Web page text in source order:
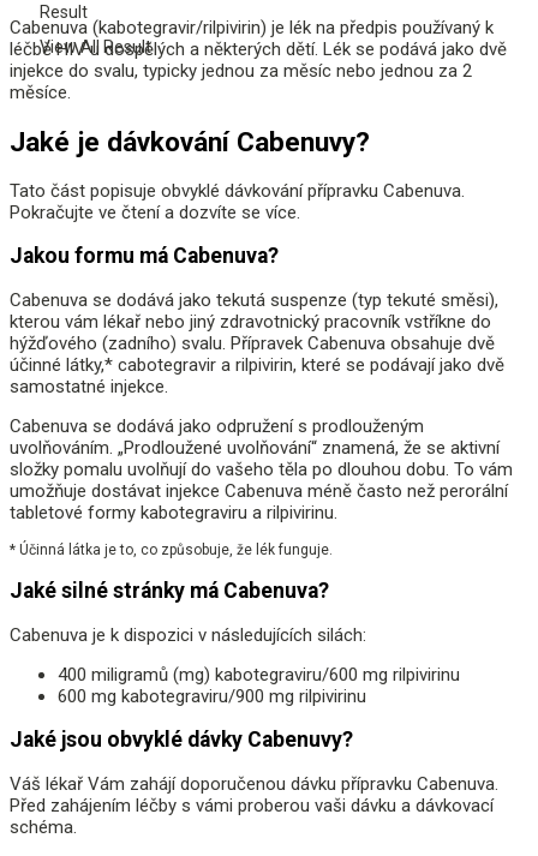
Result
View All Result
Cabenuva (kabotegravir/rilpivirin) je lék na předpis používaný k
léčbě HIV u dospělých a některých dětí. Lék se podává jako dvě
injekce do svalu, typicky jednou za měsíc nebo jednou za 2
měsíce.
Jaké je dávkování Cabenuvy?
Tato část popisuje obvyklé dávkování přípravku Cabenuva.
Pokračujte ve čtení a dozvíte se více.
Jakou formu má Cabenuva?
Cabenuva se dodává jako tekutá suspenze (typ tekuté směsi),
kterou vám lékař nebo jiný zdravotnický pracovník vstříkne do
hýžďového (zadního) svalu. Přípravek Cabenuva obsahuje dvě
účinné látky,* cabotegravir a rilpivirin, které se podávají jako dvě
samostatné injekce.
Cabenuva se dodává jako odpružení s prodlouženým
uvolňováním. „Prodloužené uvolňování“ znamená, že se aktivní
složky pomalu uvolňují do vašeho těla po dlouhou dobu. To vám
umožňuje dostávat injekce Cabenuva méně často než perorální
tabletové formy kabotegraviru a rilpivirinu.
* Účinná látka je to, co způsobuje, že lék funguje.
Jaké silné stránky má Cabenuva?
Cabenuva je k dispozici v následujících silách:
400 miligramů (mg) kabotegraviru/600 mg rilpivirinu
600 mg kabotegraviru/900 mg rilpivirinu
Jaké jsou obvyklé dávky Cabenuvy?
Váš lékař Vám zahájí doporučenou dávku přípravku Cabenuva.
Před zahájením léčby s vámi proberou vaši dávku a dávkovací
schéma.